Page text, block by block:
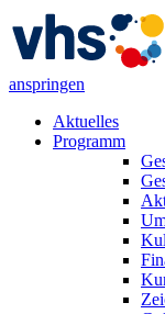
anspringen
Aktuelles
Programm